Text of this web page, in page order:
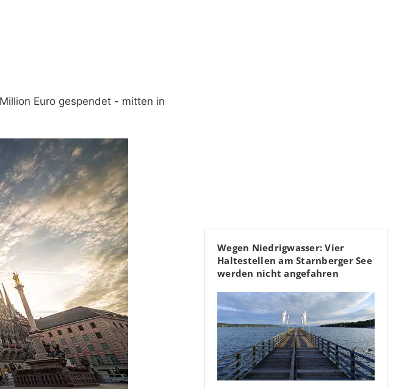
Euro gespendet - mitten in
Wegen Niedrigwasser: Vier
Haltestellen am Starnberger See
werden nicht angefahren